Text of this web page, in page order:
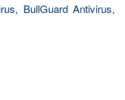
BullGuard Antivirus,